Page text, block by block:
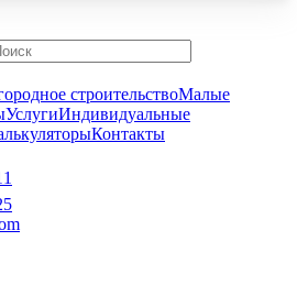
строительствоМалые
УслугиИндивидуальные
Контакты